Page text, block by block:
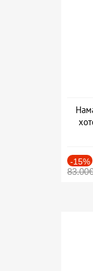
-15%
83.00€